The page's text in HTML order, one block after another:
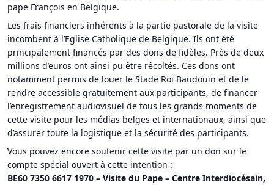
pape François en Belgique.
Les frais financiers inhérents à la partie pastorale de la visite
incombent à l’Eglise Catholique de Belgique. Ils ont été
principalement financés par des dons de fidèles. Près de deux
millions d’euros ont ainsi pu être récoltés. Ces dons ont
notamment permis de louer le Stade Roi Baudouin et de le
rendre accessible gratuitement aux participants, de financer
l’enregistrement audiovisuel de tous les grands moments de
cette visite pour les médias belges et internationaux, ainsi que
d’assurer toute la logistique et la sécurité des participants.
Vous pouvez encore soutenir cette visite par un don sur le
compte spécial ouvert à cette intention :
BE60 7350 6617 1970 – Visite du Pape – Centre Interdiocésain,